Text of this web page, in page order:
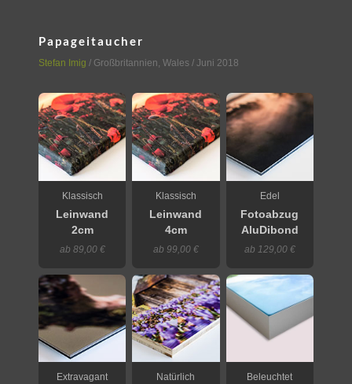
Papageitaucher
Stefan Imig / Großbritannien, Wales / Juni 2018
Klassisch
Leinwand
2cm
ab 89,00 €
Klassisch
Leinwand
4cm
ab 99,00 €
Edel
Fotoabzug
AluDibond
ab 129,00 €
Extravagant Natürlich Beleuchtet